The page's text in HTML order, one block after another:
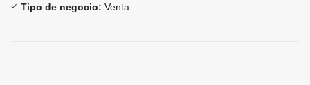
Tipo de negocio: Venta